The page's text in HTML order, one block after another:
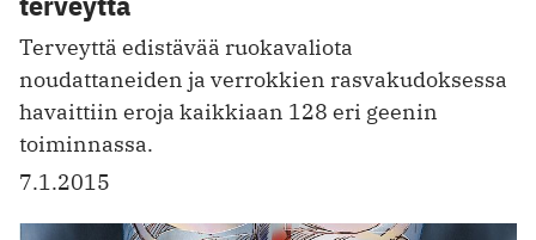
Terveyttä edistävää ruokavaliota
noudattaneiden ja verrokkien rasvakudoksessa
havaittiin eroja kaikkiaan 128 eri geenin
toiminnassa.
7.1.2015